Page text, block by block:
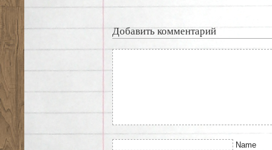
Добавить комментарий
Name